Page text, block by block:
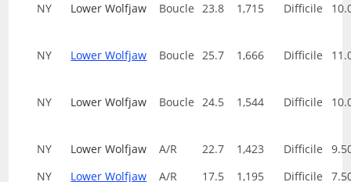
NY Lower Wolfjaw Boucle 23.8 1,715 Difficile
NY Lower Wolfjaw Boucle 25.7 1,666 Difficile
NY Lower Wolfjaw Boucle 24.5 1,544 Difficile
NY Lower Wolfjaw A/R 22.7 1,423 Difficile
NY
Lower Wolfjaw A/R 17.5 1,195 Difficile